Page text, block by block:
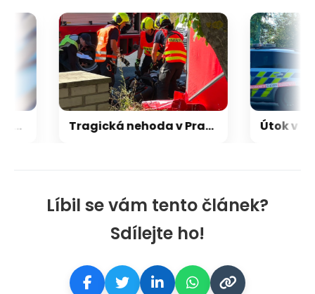
Líbil se vám tento článek?
Sdílejte ho!
Tragická nehoda v Praze: Motorkář se srazil s osobním automobilem, na místě zemřel